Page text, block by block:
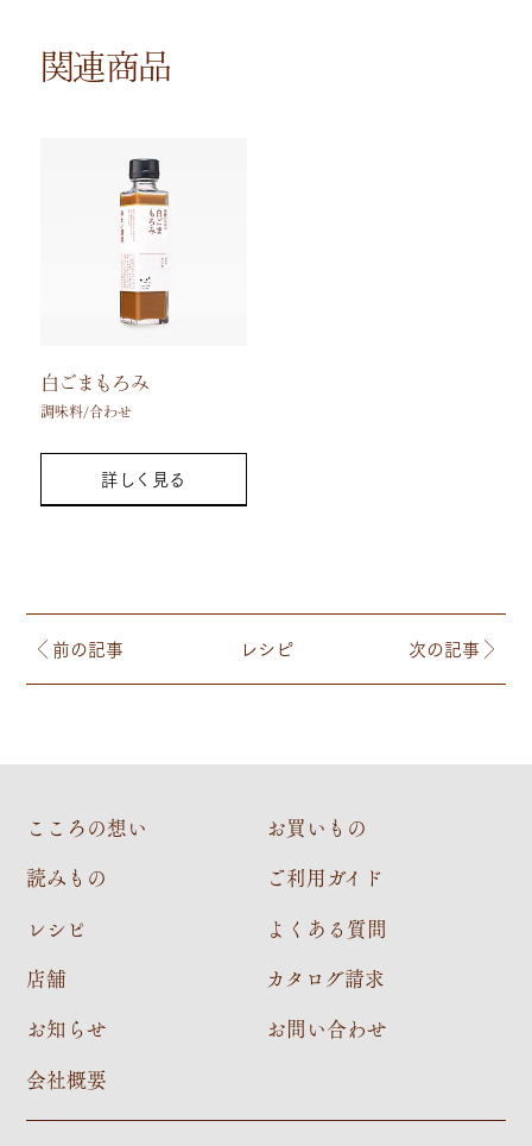
関連商品
白ごまもろみ
調味料/合わせ
詳しく見る
前の記事 レシピ 次の記事
こころの想い
読みもの
レシピ
店舗
お知らせ
会社概要
お買いもの
ご利用ガイド
よくある質問
カタログ請求
お問い合わせ